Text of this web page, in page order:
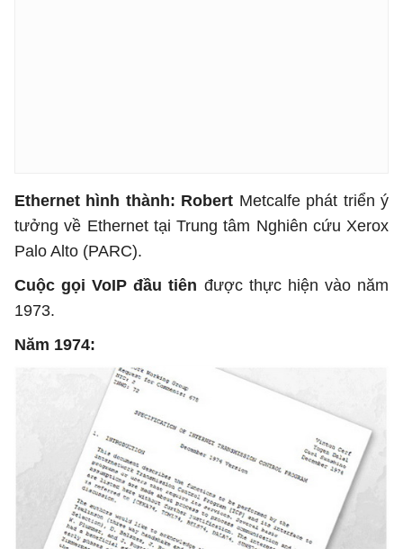
Ethernet hình thành: Robert Metcalfe phát triển ý
tưởng về Ethernet tại Trung tâm Nghiên cứu Xerox
Palo Alto (PARC).
Cuộc gọi VoIP đầu tiên được thực hiện vào năm
1973.
Năm 1974: